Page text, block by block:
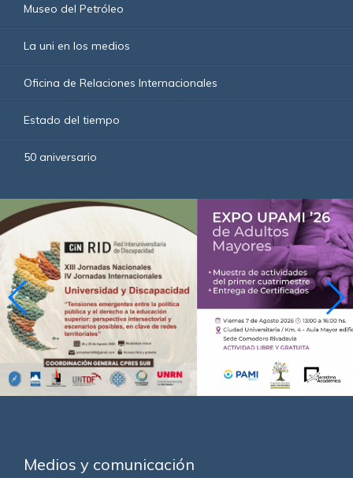
Museo del Petróleo
La uni en los medios
Oficina de Relaciones Internacionales
Estado del tiempo
50 aniversario
Medios y comunicación